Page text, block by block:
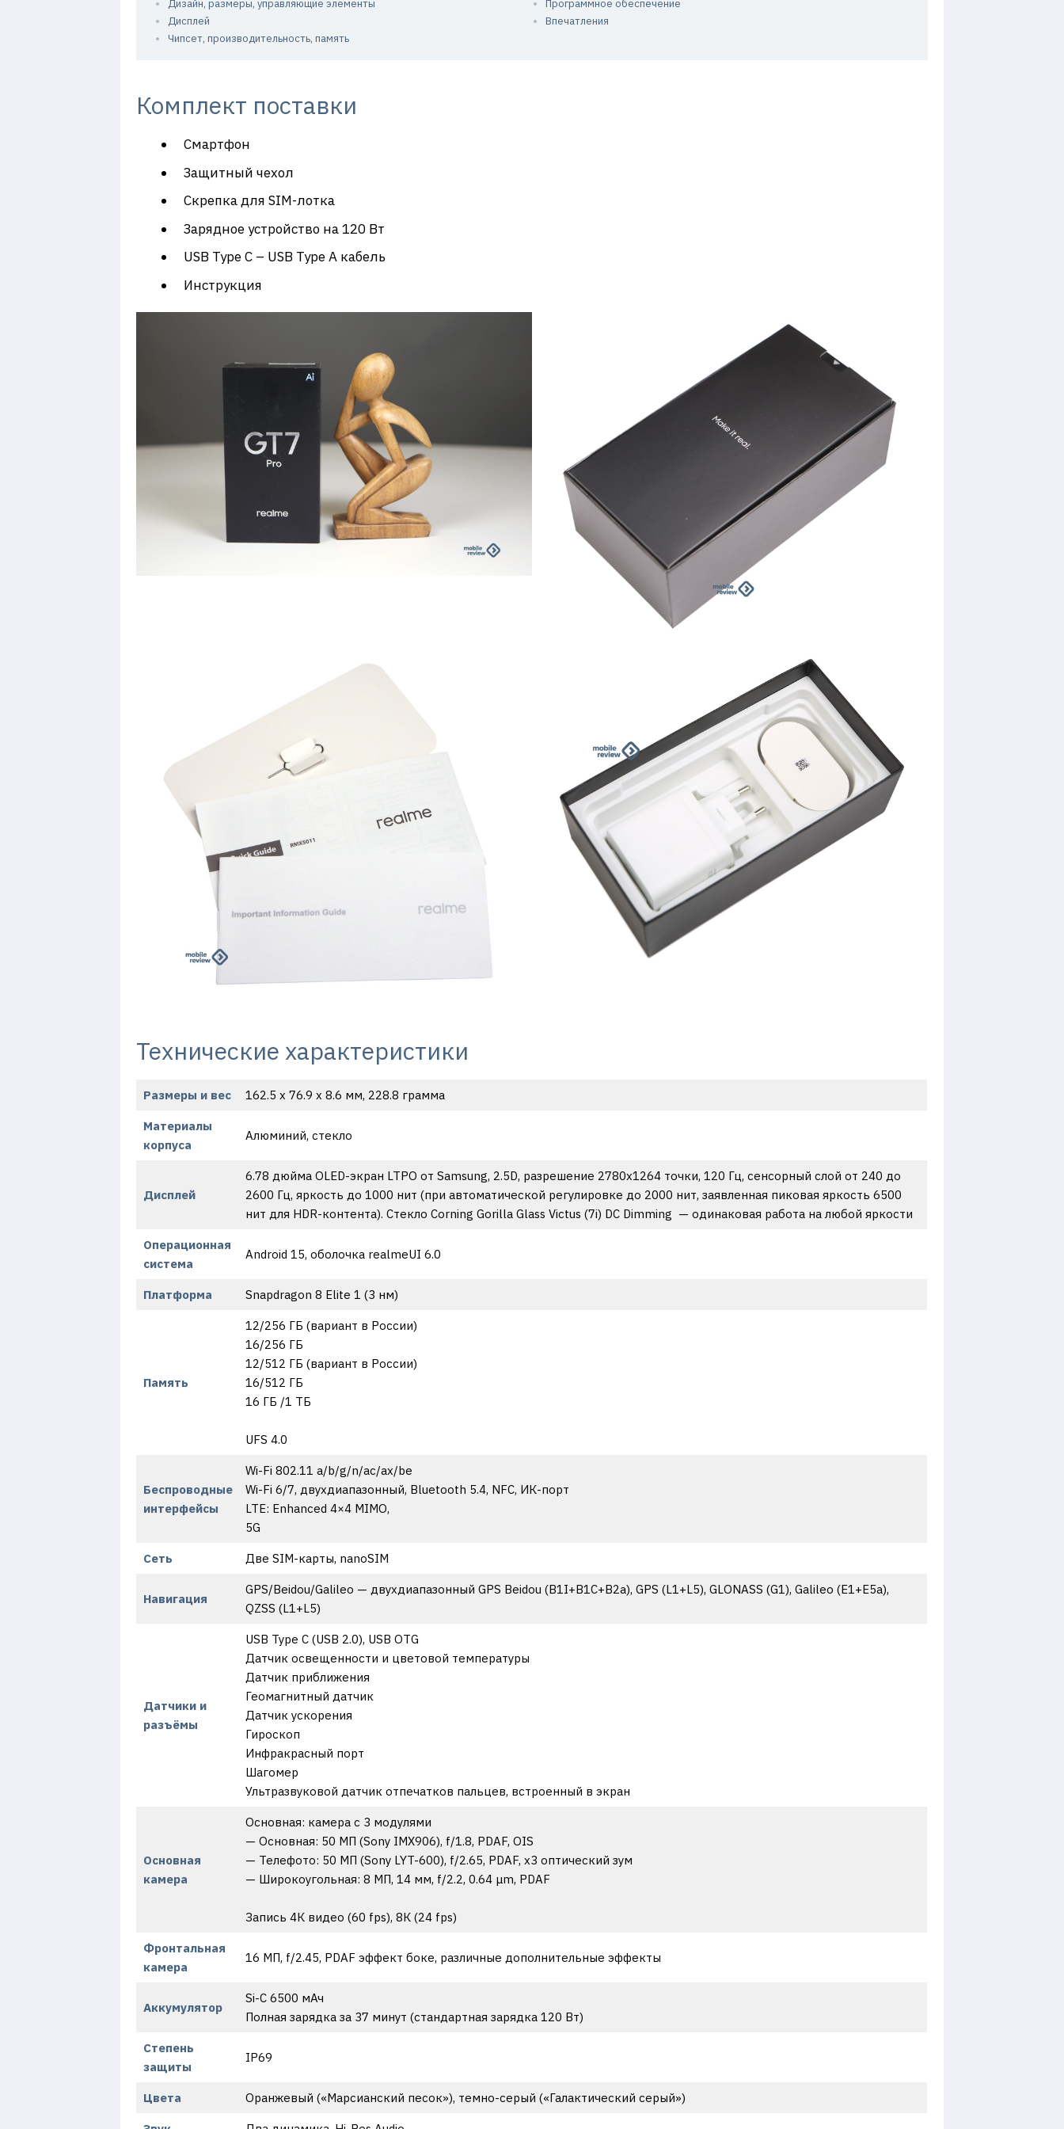
Дизайн, размеры, управляющие элементы
Дисплей
Чипсет, производительность, память
Программное обеспечение
Впечатления
Комплект поставки
Смартфон
Защитный чехол
Скрепка для SIM-лотка
Зарядное устройство на 120 Вт
USB Type C – USB Type A кабель
Инструкция
Технические характеристики
Размеры и вес 162.5 x 76.9 x 8.6 мм, 228.8 грамма
Материалы
корпуса
Алюминий, стекло
Дисплей
6.78 дюйма OLED-экран LTPO от Samsung, 2.5D, разрешение 2780х1264 точки, 120 Гц, сенсорный слой от 240 до
2600 Гц, яркость до 1000 нит (при автоматической регулировке до 2000 нит, заявленная пиковая яркость 6500
нит для HDR-контента). Стекло Corning Gorilla Glass Victus (7i) DC Dimming — одинаковая работа на любой яркости
Операционная
система
Android 15, оболочка realmeUI 6.0
Платформа Snapdragon 8 Elite 1 (3 нм)
Память
12/256 ГБ (вариант в России)
16/256 ГБ
12/512 ГБ (вариант в России)
16/512 ГБ
16 ГБ /1 ТБ
UFS 4.0
Беспроводные
интерфейсы
Wi-Fi 802.11 a/b/g/n/ac/ax/be
Wi-Fi 6/7, двухдиапазонный, Bluetooth 5.4, NFC, ИК-порт
LTE: Enhanced 4×4 MIMO,
5G
Сеть Две SIM-карты, nanoSIM
Навигация
GPS/Beidou/Galileo — двухдиапазонный GPS Beidou (B1I+B1C+B2a), GPS (L1+L5), GLONASS (G1), Galileo (E1+E5a),
QZSS (L1+L5)
Датчики и
разъёмы
USB Type C (USB 2.0), USB OTG
Датчик освещенности и цветовой температуры
Датчик приближения
Геомагнитный датчик
Датчик ускорения
Гироскоп
Инфракрасный порт
Шагомер
Ультразвуковой датчик отпечатков пальцев, встроенный в экран
Основная
камера
Основная: камера с 3 модулями
— Основная: 50 МП (Sony IMX906), f/1.8, PDAF, OIS
— Телефото: 50 МП (Sony LYT-600), f/2.65, PDAF, х3 оптический зум
— Широкоугольная: 8 МП, 14 мм, f/2.2, 0.64 μm, PDAF
Запись 4К видео (60 fps), 8К (24 fps)
Фронтальная
камера
16 МП, f/2.45, PDAF эффект боке, различные дополнительные эффекты
Аккумулятор
Si-C 6500 мАч
Полная зарядка за 37 минут (стандартная зарядка 120 Вт)
Степень
защиты
IP69
Цвета Оранжевый («Марсианский песок»), темно-серый («Галактический серый»)